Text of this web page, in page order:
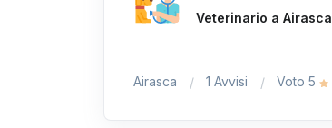
Veterinario a Airasca
Airasca 1 Avvisi Voto 5